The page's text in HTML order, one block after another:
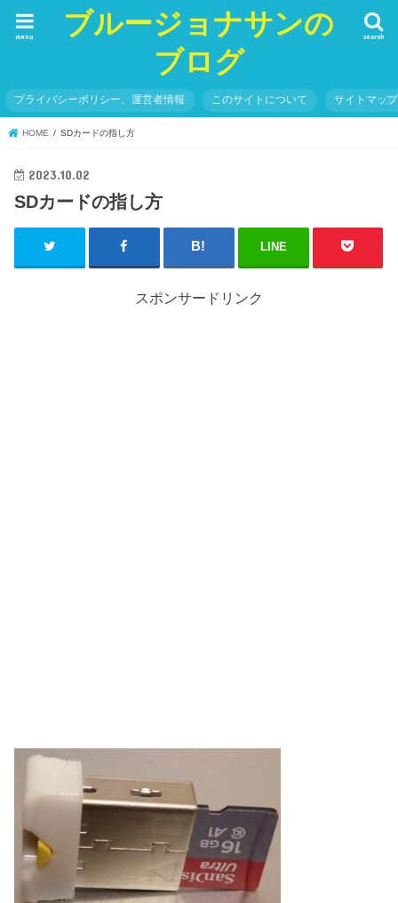
ブルージョナサンの
ブログ
search
menu
プライバシーポリシー、運営者情報 このサイトについて サイトマップ
HOME SDカードの指し方
2023.10.02
SDカードの指し方
LINE
スポンサードリンク